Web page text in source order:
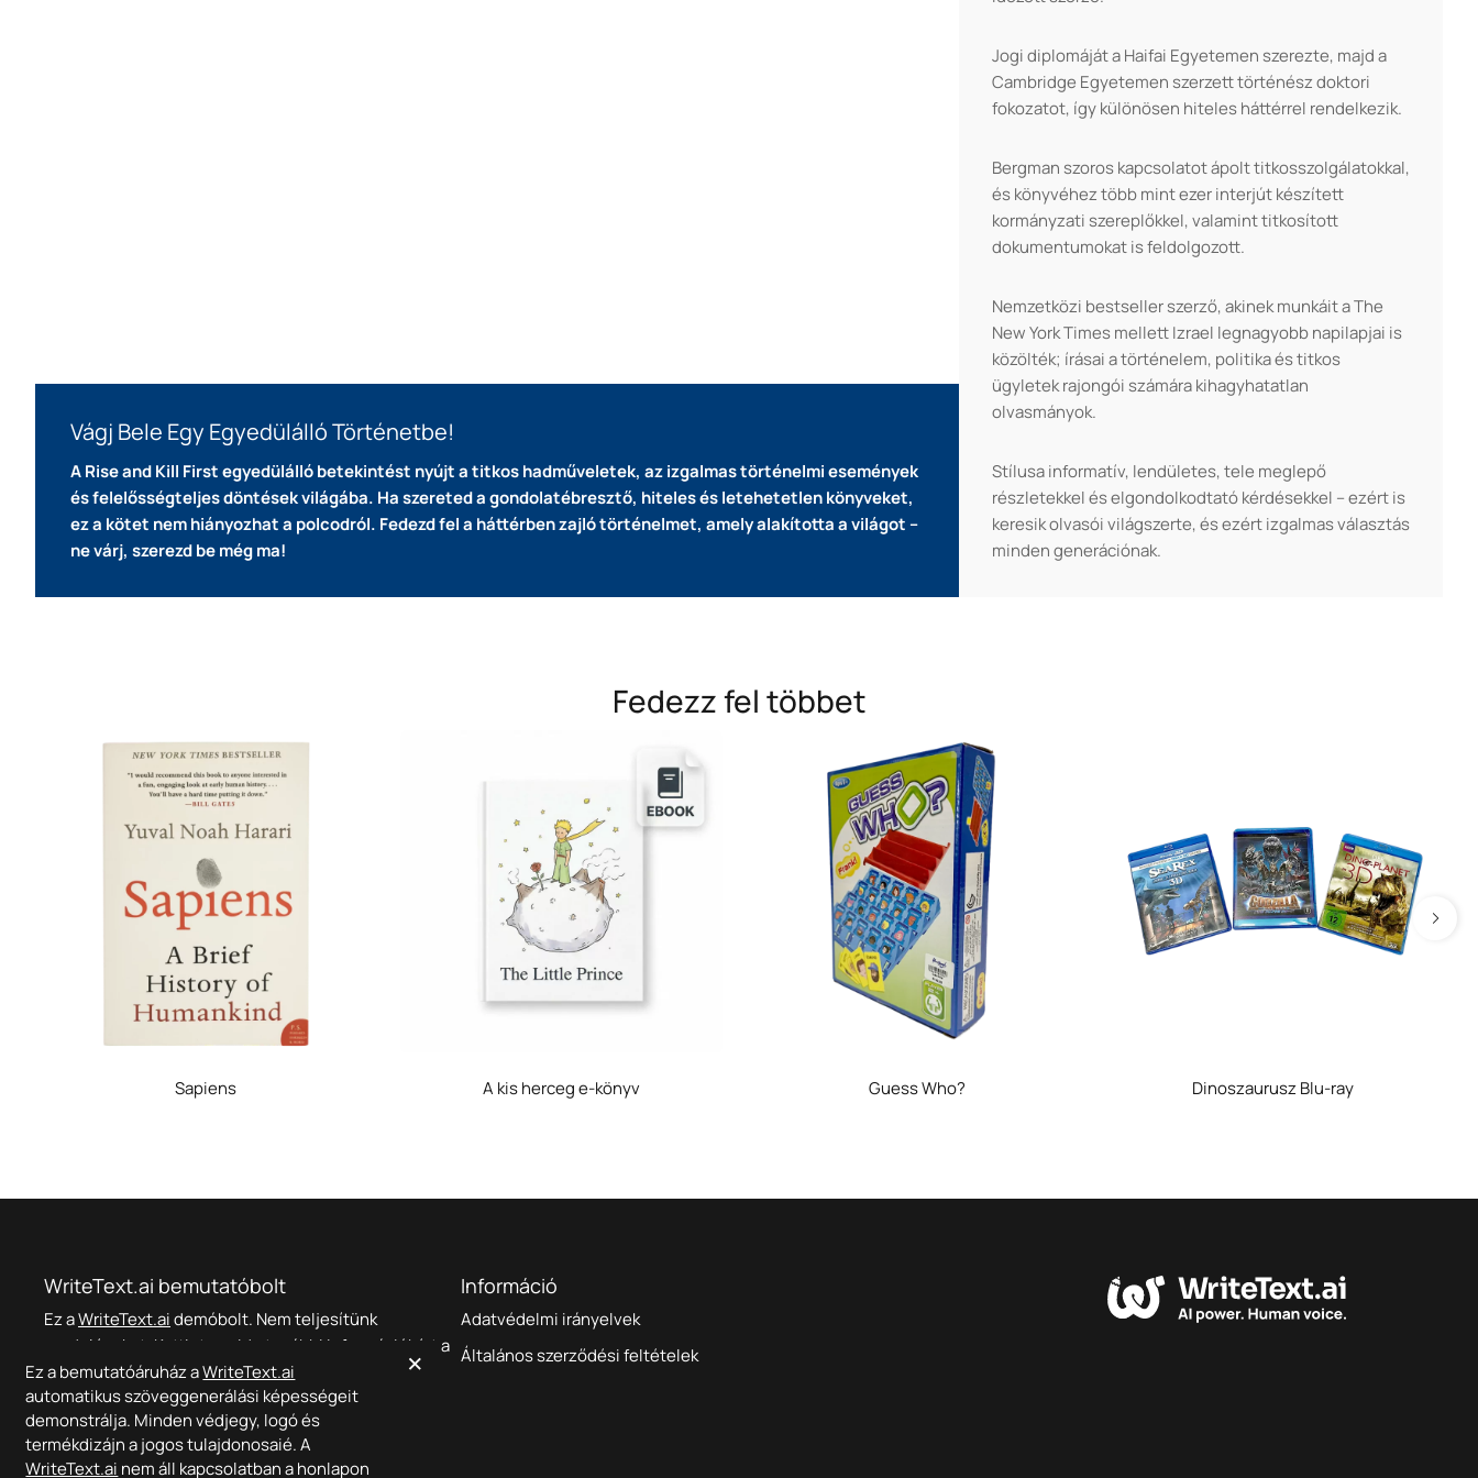
Vágj Bele Egy Egyedülálló Történetbe!
A Rise and Kill First egyedülálló betekintést nyújt a titkos hadműveletek, az izgalmas történelmi események
és felelősségteljes döntések világába. Ha szereted a gondolatébresztő, hiteles és letehetetlen könyveket,
ez a kötet nem hiányozhat a polcodról. Fedezd fel a háttérben zajló történelmet, amely alakította a világot –
ne várj, szerezd be még ma!
Jogi diplomáját a Haifai Egyetemen szerezte, majd a
Cambridge Egyetemen szerzett történész doktori
fokozatot, így különösen hiteles háttérrel rendelkezik.
Bergman szoros kapcsolatot ápolt titkosszolgálatokkal,
és könyvéhez több mint ezer interjút készített
kormányzati szereplőkkel, valamint titkosított
dokumentumokat is feldolgozott.
Nemzetközi bestseller szerző, akinek munkáit a The
New York Times mellett Izrael legnagyobb napilapjai is
közölték; írásai a történelem, politika és titkos
ügyletek rajongói számára kihagyhatatlan
olvasmányok.
Stílusa informatív, lendületes, tele meglepő
részletekkel és elgondolkodtató kérdésekkel – ezért is
keresik olvasói világszerte, és ezért izgalmas választás
minden generációnak.
Fedezz fel többet
Sapiens A kis herceg e-könyv Guess Who? Dinoszaurusz Blu-ray
WriteText.ai bemutatóbolt
Ez aWriteText.aidemóbolt. Nem teljesítünk
rendeléseket. Kattintson ide
további információkért a
WriteText.ai-ról.
Információ
Adatvédelmi irányelvek
Általános szerződési feltételek
Ez a bemutatóáruház aWriteText.ai
automatikus szöveggenerálási képességeit
demonstrálja. Minden védjegy, logó és
termékdizájn a jogos tulajdonosaié. A
WriteText.ai nem áll kapcsolatban a honlapon
×